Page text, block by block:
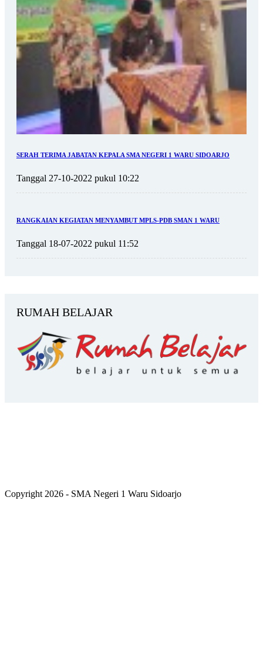
SERAH TERIMA JABATAN KEPALA SMA NEGERI 1 WARU SIDOARJO
Tanggal 27-10-2022 pukul 10:22
RANGKAIAN KEGIATAN MENYAMBUT MPLS-PDB SMAN 1 WARU
Tanggal 18-07-2022 pukul 11:52
RUMAH BELAJAR
Copyright 2026 - SMA Negeri 1 Waru Sidoarjo